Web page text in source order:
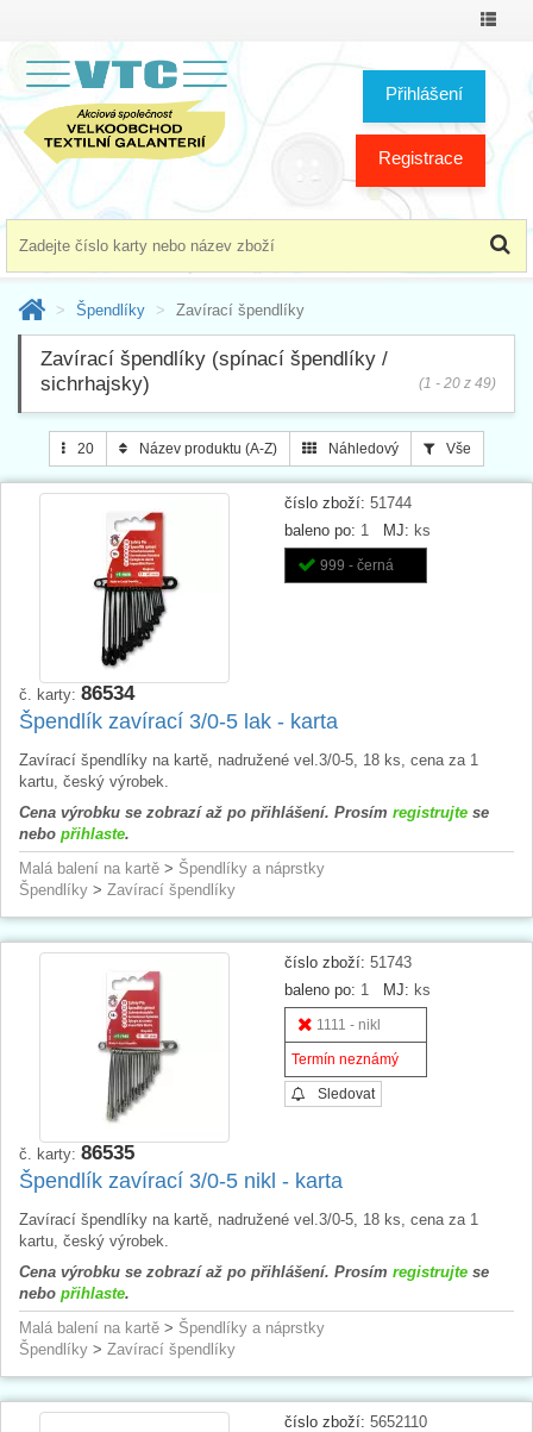
Přihlášení
Registrace
Špendlíky Zavírací špendlíky
Zavírací špendlíky (spínací špendlíky /
sichrhajsky)
(1 - 20 z 49)
20 Název produktu (A-Z) Náhledový Vše
číslo zboží: 51744
baleno po: 1 MJ: ks
999 - černá
č. karty: 86534
Špendlík zavírací 3/0-5 lak - karta
Zavírací špendlíky na kartě, nadružené vel.3/0-5, 18 ks, cena za 1
kartu, český výrobek.
Cena výrobku se zobrazí až po přihlášení. Prosím registrujte se
nebo přihlaste.
Malá balení na kartě > Špendlíky a náprstky
Špendlíky > Zavírací špendlíky
číslo zboží: 51743
baleno po: 1 MJ: ks
1111 - nikl
Termín neznámý
Sledovat
č. karty: 86535
Špendlík zavírací 3/0-5 nikl - karta
Zavírací špendlíky na kartě, nadružené vel.3/0-5, 18 ks, cena za 1
kartu, český výrobek.
Cena výrobku se zobrazí až po přihlášení. Prosím registrujte se
nebo přihlaste.
Malá balení na kartě > Špendlíky a náprstky
Špendlíky > Zavírací špendlíky
číslo zboží: 5652110